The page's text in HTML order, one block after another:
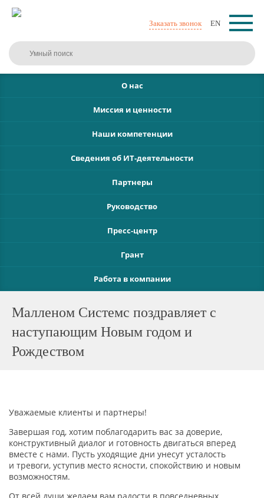
Заказать звонок EN
О нас
Миссия и ценности
Наши компетенции
Сведения об ИТ-деятельности
Партнеры
Руководство
Пресс-центр
Грант
Работа в компании
Малленом Системс поздравляет с
наступающим Новым годом и
Рождеством
Уважаемые клиенты и партнеры!
Завершая год, хотим поблагодарить вас за доверие,
конструктивный диалог и готовность двигаться вперед
вместе с нами. Пусть уходящие дни унесут усталость
и тревоги, уступив место ясности, спокойствию и новым
возможностям.